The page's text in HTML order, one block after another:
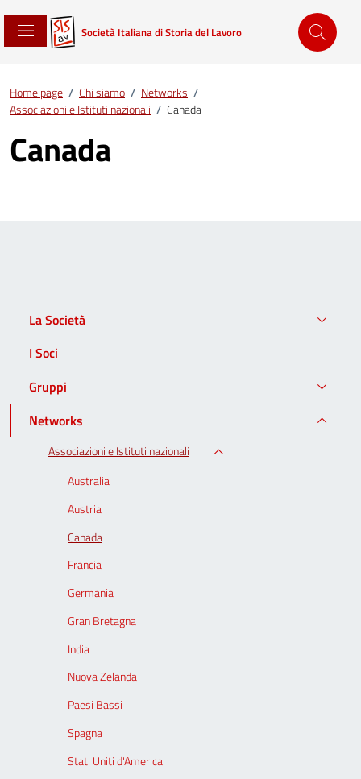
Società Italiana di Storia del Lavoro
Home page / Chi siamo / Networks /
Associazioni e Istituti nazionali / Canada
Canada
La Società
I Soci
Gruppi
Networks
Associazioni e Istituti nazionali
Australia
Austria
Canada
Francia
Germania
Gran Bretagna
India
Nuova Zelanda
Paesi Bassi
Spagna
Stati Uniti d'America